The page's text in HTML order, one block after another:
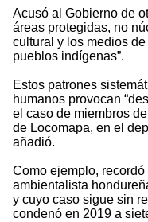
Acusó al Gobierno de
áreas protegidas, no
cultural y los medios
pueblos indígenas”.
Estos patrones
humanos provocan
el caso de miembros
de Locomapa, en el
añadió.
Como ejemplo,
ambientalista
y cuyo caso sigue sin
condenó en 2019 a